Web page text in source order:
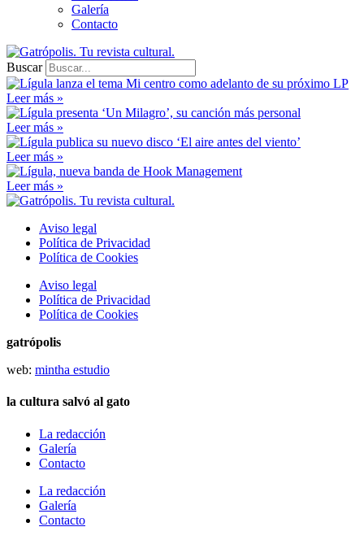
Galería
Contacto
Buscar
Leer más »
Leer más »
Leer más »
Leer más »
Aviso legal
Política de Privacidad
Política de Cookies
Aviso legal
Política de Privacidad
Política de Cookies
gatrópolis
web: mintha estudio
la cultura salvó al gato
La redacción
Galería
Contacto
La redacción
Galería
Contacto